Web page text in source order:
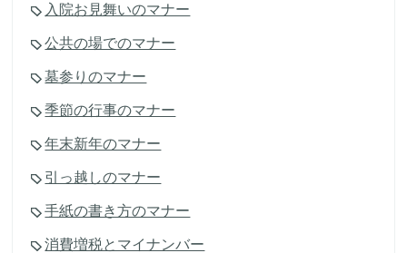
入院お見舞いのマナー
公共の場でのマナー
墓参りのマナー
季節の行事のマナー
年末新年のマナー
引っ越しのマナー
手紙の書き方のマナー
消費増税とマイナンバー